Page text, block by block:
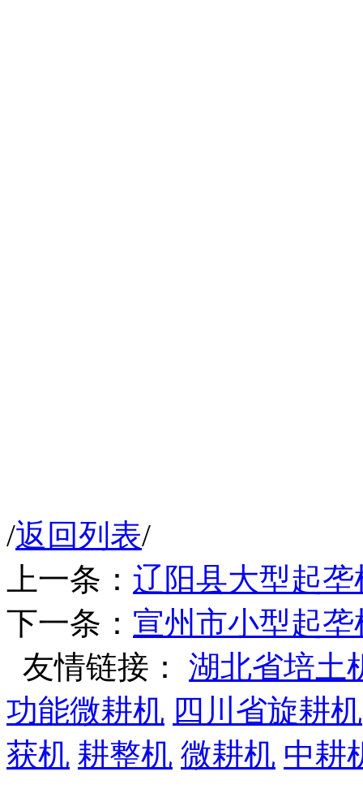
/返回列表/
上一条： 辽阳县大型起垄
下一条： 宣州市小型起垄
友情链接： 湖北省培土
功能微耕机 四川省旋耕机
获机 耕整机 微耕机 中耕